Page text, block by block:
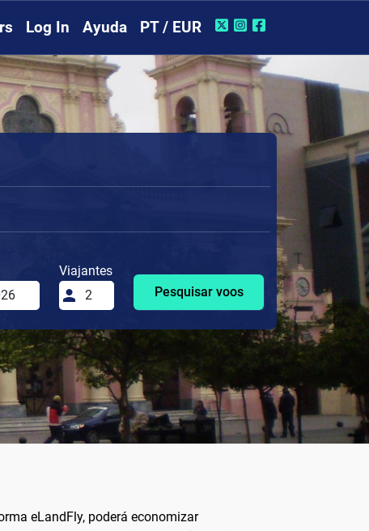
Log In Ayuda PT / EUR
Viajantes
Pesquisar voos
eLandFly, poderá economizar